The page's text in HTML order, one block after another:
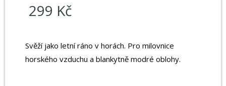
299 Kč
Svěží jako letní ráno v horách. Pro milovnice
horského vzduchu a blankytně modré oblohy.